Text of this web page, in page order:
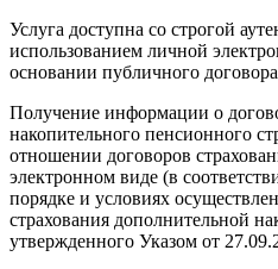
Услуга доступна со строгой
использованием личной
основании публичного
Получение информации о
накопительного пенсионного
отношении договоров
электронном виде (в
порядке и условиях
страхования дополнительной
утвержденного Указом от